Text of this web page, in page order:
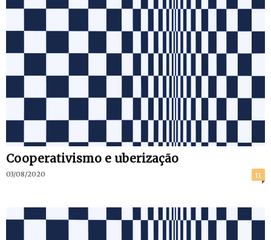
Cooperativismo e uberização
03/08/2020 11